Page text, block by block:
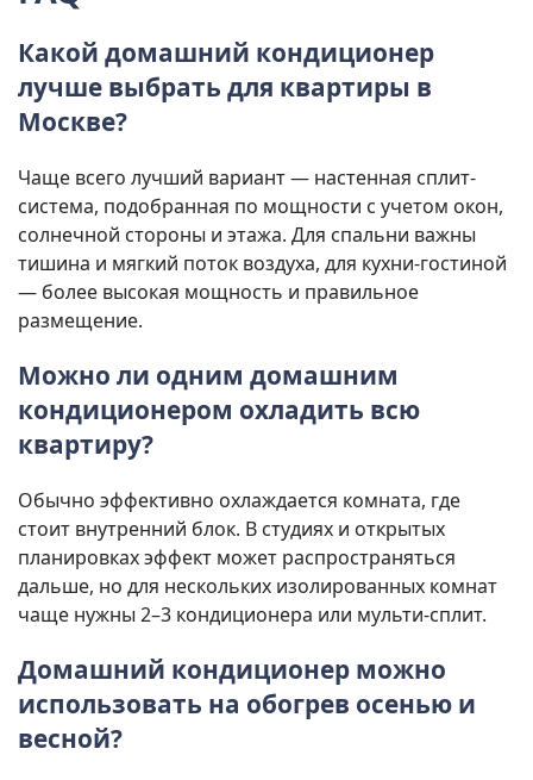
Какой домашний кондиционер
лучше выбрать для квартиры в
Москве?
Чаще всего лучший вариант — настенная сплит-
система, подобранная по мощности с учетом окон,
солнечной стороны и этажа. Для спальни важны
тишина и мягкий поток воздуха, для кухни-гостиной
— более высокая мощность и правильное
размещение.
Можно ли одним домашним
кондиционером охладить всю
квартиру?
Обычно эффективно охлаждается комната, где
стоит внутренний блок. В студиях и открытых
планировках эффект может распространяться
дальше, но для нескольких изолированных комнат
чаще нужны 2–3 кондиционера или мульти-сплит.
Домашний кондиционер можно
использовать на обогрев осенью и
весной?